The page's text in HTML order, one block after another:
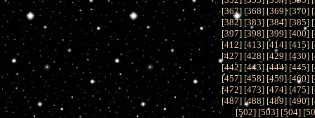
[367] [368] [369] [370] [
[382] [383] [384] [385] [
[397] [398] [399] [400] [
[412] [413] [414] [415] [
[427] [428] [429] [430] [
[442] [443] [444] [445] [
[457] [458] [459] [460] [
[472] [473] [474] [475] [
[487] [488] [489] [490] [
[502] [503] [504] [